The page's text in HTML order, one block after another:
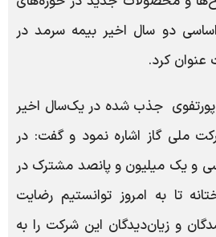
دو سال اخیر بیمه سرمد در
عنوان کرد.
جذب شده در یک‌سال اخیر
ملی گاز اشاره نمود و گفت: در
و یک میلیون و پانصد مشترک در
تا به امروز توانستیم رضایت
و زیان‌دیدگان این شرکت را به